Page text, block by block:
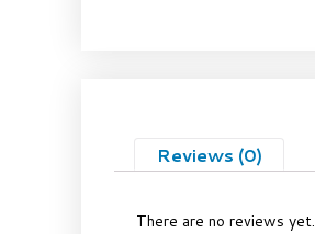
Reviews (0)
There are no reviews yet.